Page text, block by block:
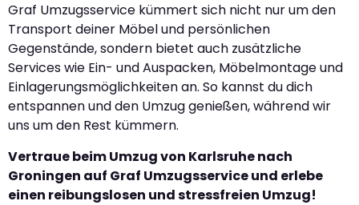
Graf Umzugsservice kümmert sich nicht nur um den
Transport deiner Möbel und persönlichen
Gegenstände, sondern bietet auch zusätzliche
Services wie Ein- und Auspacken, Möbelmontage und
Einlagerungsmöglichkeiten an. So kannst du dich
entspannen und den Umzug genießen, während wir
uns um den Rest kümmern.
Vertraue beim Umzug von Karlsruhe nach
Groningen auf Graf Umzugsservice und erlebe
einen reibungslosen und stressfreien Umzug!